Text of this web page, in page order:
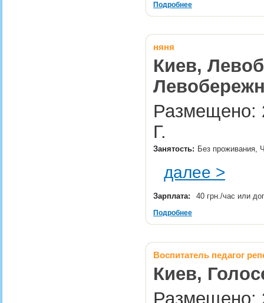
Подробнее
няня
Киев,
Размещено:
Г.
Занятость: Без проживания,
далее >
Зарплата: 40 грн./час или
Подробнее
Воспитатель педагог
Киев,
Размещено: